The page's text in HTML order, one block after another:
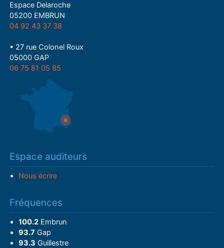
Espace Delaroche
05200 EMBRUN
04 92 43 37 38
• 27 rue Colonel Roux
05000 GAP
06 75 81 05 85
Espace auditeurs
Nous écrire
Fréquences
100.2Embrun
93.7 Gap
93.3 Guillestre